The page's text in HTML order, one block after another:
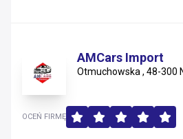
AMCars Import
Otmuchowska , 48-300
OCEŃ FIRMĘ